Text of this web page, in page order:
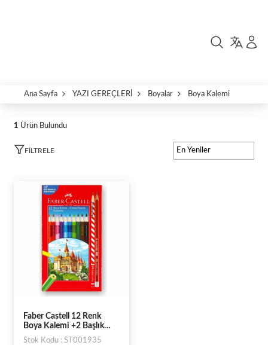
Ana Sayfa YAZI GEREÇLERİ Boyalar Boya Kalemi
1 Ürün Bulundu
FILTRELE
Faber Castell 12 Renk
Boya Kalemi +2 Başlık
Kalemi
Stok Kodu : ST001935